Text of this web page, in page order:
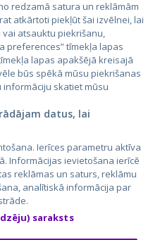
CVbankas.lt
Osta.ee
redzamā satura un reklāmām
atkārtoti piekļūt šai izvēlnei, lai
atsauktu piekrišanu,
preferences” tīmekļa lapas
lapas apakšējā kreisajā
būs spēkā mūsu piekrišanas
informāciju skatiet mūsu
datus, lai
Ierīces parametru aktīva
Informācijas ievietošana ierīcē
reklāmas un saturs, reklāmu
analītiskā informācija par
saraksts